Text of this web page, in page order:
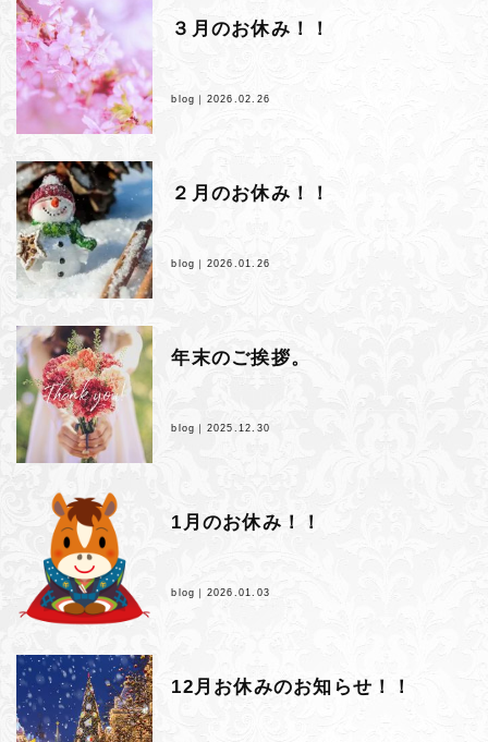
３月のお休み！！
blog｜ 2026.02.26
２月のお休み！！
blog｜ 2026.01.26
年末のご挨拶。
blog｜ 2025.12.30
1月のお休み！！
blog｜ 2026.01.03
12月お休みのお知らせ！！